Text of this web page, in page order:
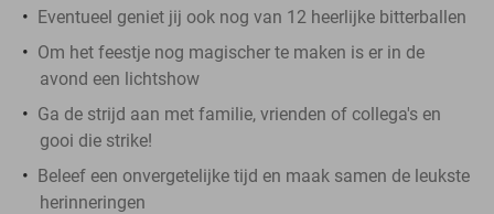
Eventueel geniet jij ook nog van 12 heerlijke bitterballen
Om het feestje nog magischer te maken is er in de
avond een lichtshow
Ga de strijd aan met familie, vrienden of collega's en
gooi die strike!
Beleef een onvergetelijke tijd en maak samen de leukste
herinneringen